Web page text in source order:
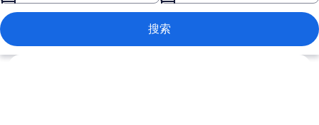
搜索
浏览地图